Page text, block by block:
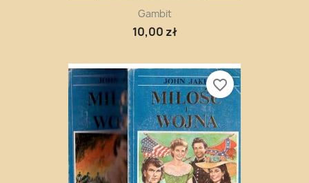
Gambit
10,00 zł
favorite_border